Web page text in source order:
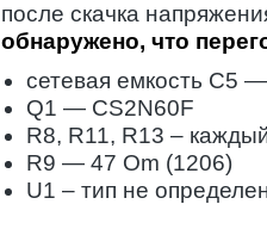
после скачка
обнаружено, что
сетевая емкость C5
Q1 — CS2N60F
R8, R11, R13 –
R9 — 47 Om (1206)
U1 – тип не